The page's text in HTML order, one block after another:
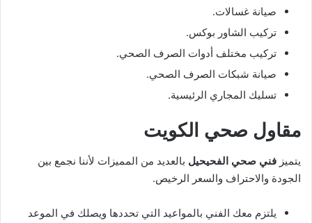
صيانة غسالات.
تركيب الشاور بوكس.
تركيب مختلف أدوات الصرف الصحي.
صيانة شبكات الصرف الصحي.
تسليك المجاري الرئيسية.
مقاول صحي الكويت
يتميز فني صحي الفحيحيل بالعديد من المميزات لأننا نجمع بين
الجودة والاحتراف والسعر الرخيص.
يلتزم معك الفني بالمواعيد التي تحددها ويصلك في الموعد